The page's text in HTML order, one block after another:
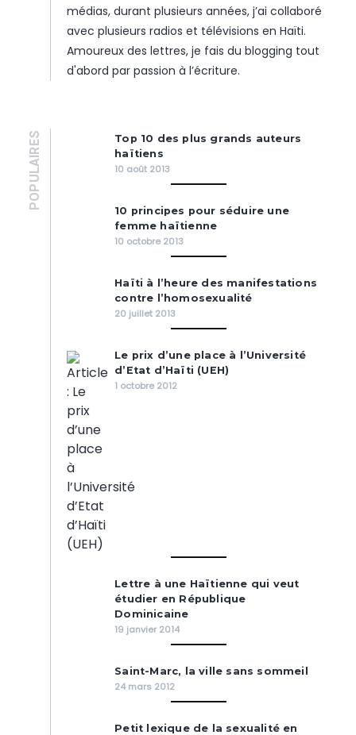
médias, durant plusieurs années, j’ai collaboré
avec plusieurs radios et télévisions en Haïti.
Amoureux des lettres, je fais du blogging tout
d'abord par passion à l’écriture.
POPULAIRES
Top 10 des plus grands auteurs
haïtiens
10 août 2013
10 principes pour séduire une
femme haïtienne
10 octobre 2013
Haïti à l’heure des manifestations
contre l’homosexualité
20 juillet 2013
Le prix d’une place à l’Université
d’Etat d’Haïti (UEH)
1 octobre 2012
Lettre à une Haïtienne qui veut
étudier en République
Dominicaine
19 janvier 2014
Saint-Marc, la ville sans sommeil
24 mars 2012
Petit lexique de la sexualité en